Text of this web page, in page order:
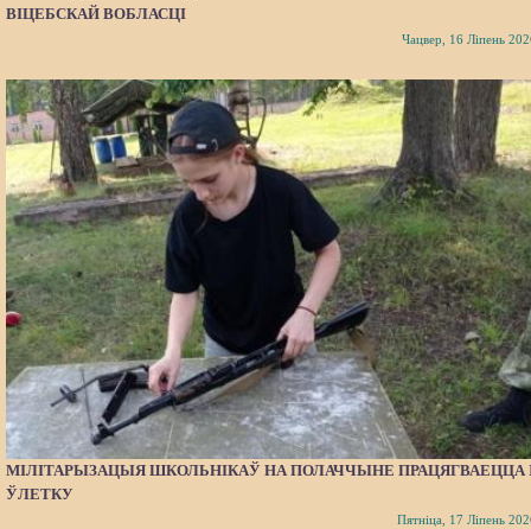
ВІЦЕБСКАЙ ВОБЛАСЦІ
Чацвер, 16 Ліпень
МІЛІТАРЫЗАЦЫЯ ШКОЛЬНІКАЎ НА ПОЛАЧЧЫНЕ ПРАЦЯГВАЕЦЦА
ЎЛЕТКУ
Пятніца, 17 Ліпень